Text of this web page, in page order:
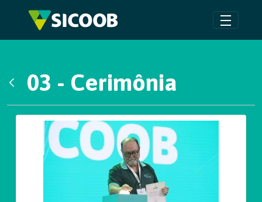
Pular para o Conteúdo principal
03 - Cerimônia
Galeria de Mídias